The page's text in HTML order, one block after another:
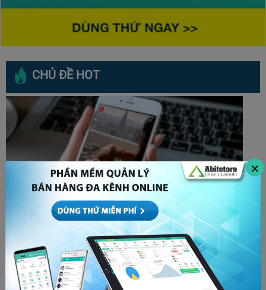
×
CHỦ ĐỀ HOT
Bóp tương tác là gì? Cách để x5 tương tác bất
chấp thuật toán Facebook